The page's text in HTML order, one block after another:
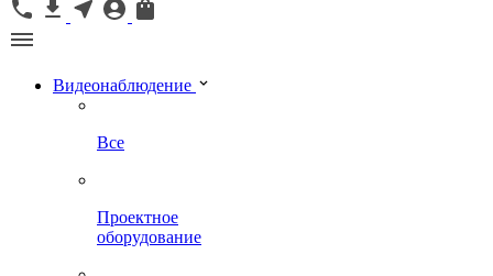
Видеонаблюдение
Все
Проектное
оборудование